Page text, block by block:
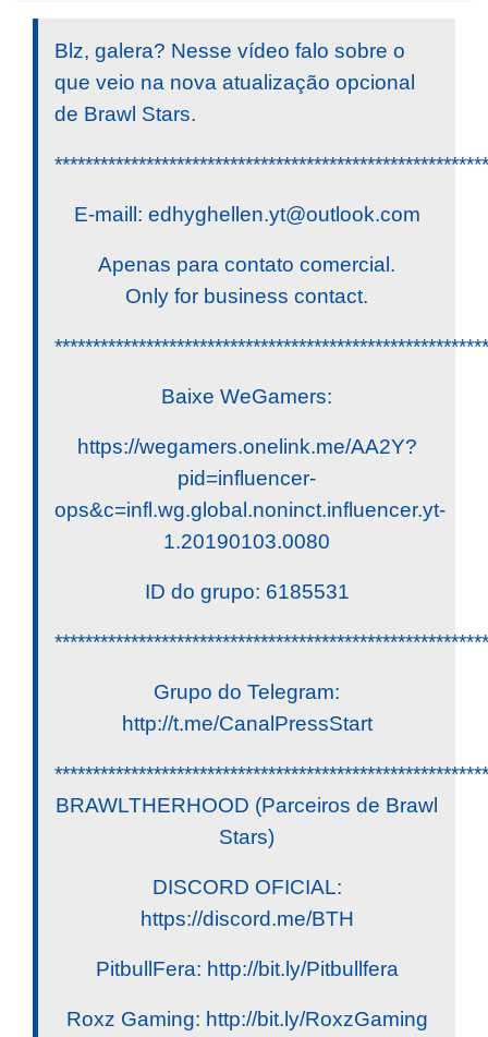
Blz, galera? Nesse vídeo falo sobre o
que veio na nova atualização opcional
de Brawl Stars.
E-maill: edhyghellen.yt@outlook.com
Apenas para contato comercial.
Only for business contact.
Baixe WeGamers:
https://wegamers.onelink.me/AA2Y?
pid=influencer-
ops&c=infl.wg.global.noninct.influencer.yt-
1.20190103.0080
ID do grupo: 6185531
Grupo do Telegram:
http://t.me/CanalPressStart
BRAWLTHERHOOD (Parceiros de Brawl
Stars)
DISCORD OFICIAL:
https://discord.me/BTH
PitbullFera: http://bit.ly/Pitbullfera
Roxz Gaming: http://bit.ly/RoxzGaming